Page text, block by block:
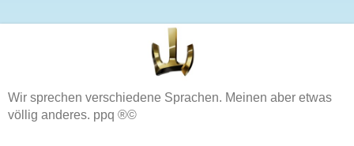
Wir sprechen verschiedene Sprachen. Meinen aber etwas
völlig anderes. ppq ®©